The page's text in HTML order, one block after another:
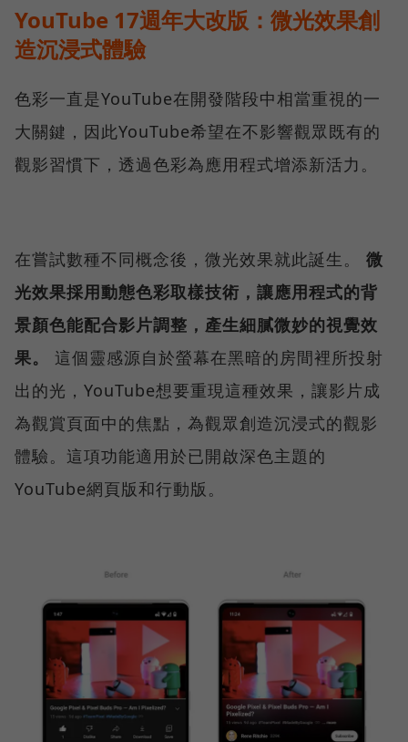
YouTube 17週年大改版：微光效果創
造沉浸式體驗
色彩一直是YouTube在開發階段中相當重視的一
大關鍵，因此YouTube希望在不影響觀眾既有的
觀影習慣下，透過色彩為應用程式增添新活力。
在嘗試數種不同概念後，微光效果就此誕生。 微
光效果採用動態色彩取樣技術，讓應用程式的背
景顏色能配合影片調整，產生細膩微妙的視覺效
果。
這個靈感源自於螢幕在黑暗的房間裡所投射
出的光，YouTube想要重現這種效果，讓影片成
為觀賞頁面中的焦點，為觀眾創造沉浸式的觀影
體驗。這項功能適用於已開啟深色主題的
YouTube網頁版和行動版。